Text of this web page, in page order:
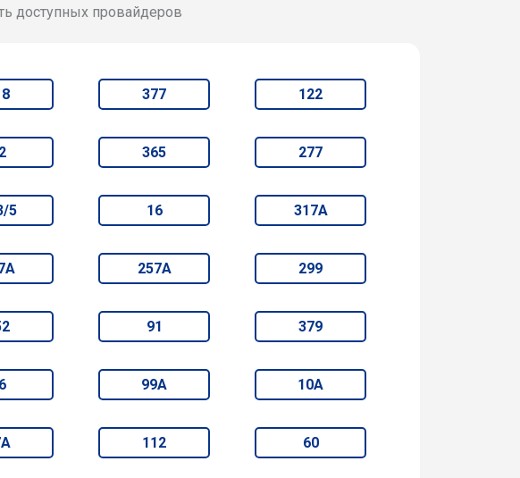
доступных провайдеров
377 122
365 277
5 16 317А
257А 299
91 379
99А 10А
112 60